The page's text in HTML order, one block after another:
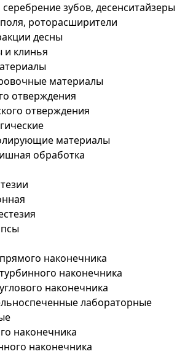
зубов, десенситайзеры
роторасширители
десны
клинья
материалы
отверждения
отверждения
материалы
обработка
наконечника
наконечника
наконечника
лабораторные
наконечника
наконечника